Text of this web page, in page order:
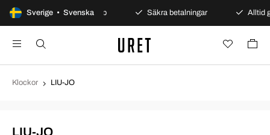
Sverige • Svenska
100 dagars öppet köp Säkra betalningar Alltid
Klockor LIU-JO
LIU-JO